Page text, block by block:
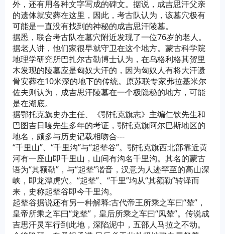
外，还有用各种文字写成的碑文。据说，成吉思汗父亲
的遗体就安葬在这里，因此，考古队认为，该墓穴极有
可能是一直没有找到的神秘的成吉思汗陵墓。
据悉，联合考古队在墓穴附近发现了一位76岁的老人。
据老人讲，他们家很早就守卫在这个地方。蒙古科学院
地理学研究所巴扎尔古勒博士认为，在乌格利格其贺里
木发现的陵墓应是匈奴大汗的，因为匈奴人有将大汗遗
骨安葬在10米深的地下的传统。原苏联专家弗拉基米尔
佐夫则认为，成吉思汗陵墓在一个极隐秘的地方，可能
是在湖底。
据鄂托克旗史办主任、《鄂托克旗志》主编仁钦先生和
巴图吉日嘎先生多年的考证，鄂托克旗阿尔巴斯地区的
地名，颇多与历史记载相吻合---
“千里山”、“千里沟”与“起辇谷”。鄂托克旗西北部靠近黄
河有一座山即千里山，山间有沟名千里沟。其名的蒙古
语为“其额勒”，与“起辇”谐音，汉意为人迹罕至的高山深
峡，即龙潭虎穴。“起辇”、“千里”均从“其额勒”转译而
来，史称起辇谷即今千里沟。
起辇谷据说还有另一种解释:古代帝王所乘之车曰“辇”，
皇帝所乘之车曰“龙辇”，皇后所乘之车曰“凤辇”。传说成
吉思汗灵车行到此地，深陷泥中，五部人马拉之不动。